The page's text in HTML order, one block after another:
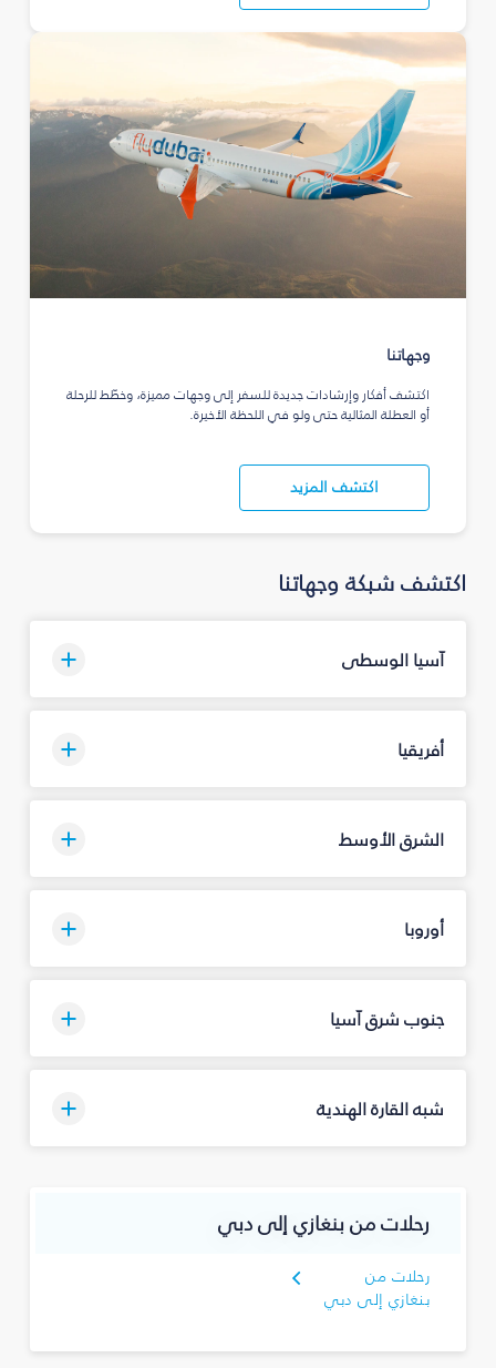
وجهاتنا
اكتشف أفكار وإرشادات جديدة للسفر إلى وجهات مميزة، وخطّط للرحلة
أو العطلة المثالية حتى ولو في اللحظة الأخيرة.
اكتشف المزيد
اكتشف شبكة وجهاتنا
آسيا الوسطى
أفريقيا
الشرق الأوسط
أوروبا
جنوب شرق آسيا
شبه القارة الهندية
رحلات من بنغازي إلى دبي
رحلات من
بنغازي إلى دبي